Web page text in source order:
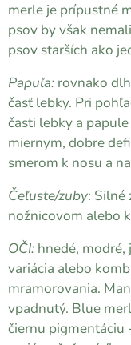
merle je prípustné
psov by však
psov starších ako
Papuľa: rovnako
časť lebky. Pri
časti lebky a
miernym, dobre
smerom k nosu a
Čeľuste/zuby: Silné
nožnicovom alebo
OČI: hnedé,
variácia alebo
mramorovania.
vpadnutý. Blue
čiernu pigmentáciu